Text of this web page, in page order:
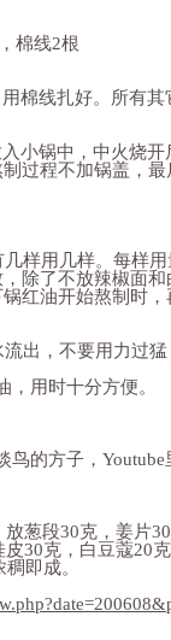
棉线2根
线扎好。所有其
锅中，中火烧开
过程不加锅盖，
用几样。每样用
除了不放辣椒面
红油开始熬制时
，不要用力过猛
用时十分方便。
鸟的方子，
葱段30克，姜片
30克，白豆蔻20
即成。